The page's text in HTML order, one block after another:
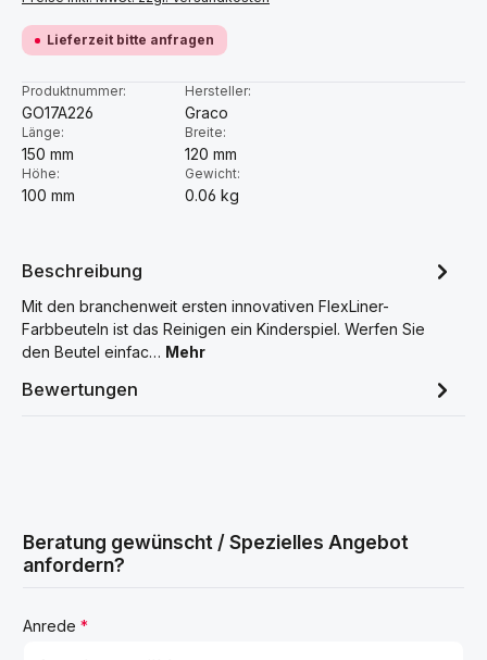
Lieferzeit bitte anfragen
Produktnummer:
GO17A226
Hersteller:
Graco
Länge:
150 mm
Breite:
120 mm
Höhe:
100 mm
Gewicht:
0.06 kg
Beschreibung
Mit den branchenweit ersten innovativen FlexLiner-
Farbbeuteln ist das Reinigen ein Kinderspiel. Werfen Sie
den Beutel einfac… Mehr
Bewertungen
Beratung gewünscht / Spezielles Angebot
anfordern?
Anrede *